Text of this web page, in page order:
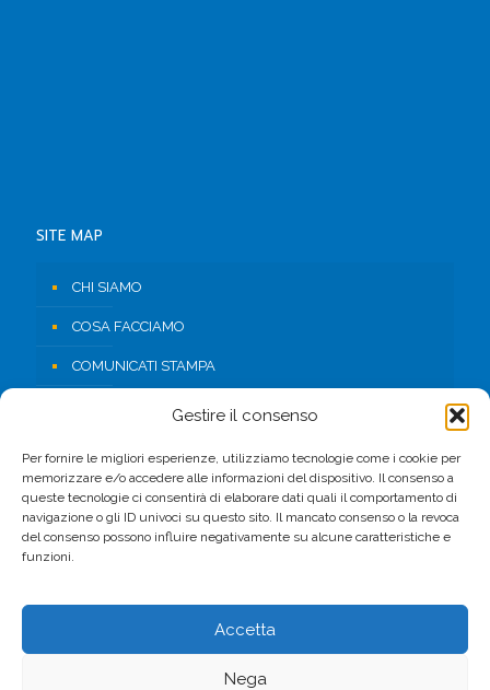
Gestire il consenso
Per fornire le migliori esperienze, utilizziamo tecnologie come i cookie per
memorizzare e/o accedere alle informazioni del dispositivo. Il consenso a
queste tecnologie ci consentirà di elaborare dati quali il comportamento di
navigazione o gli ID univoci su questo sito. Il mancato consenso o la revoca
del consenso possono influire negativamente su alcune caratteristiche e
funzioni.
Accetta
Nega
SITE MAP
CHI SIAMO
COSA FACCIAMO
COMUNICATI STAMPA
AREA RISERVATA
FACEBOOK